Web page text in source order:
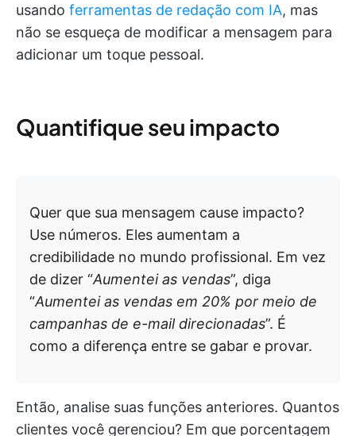
usando ferramentas de redação com IA, mas
não se esqueça de modificar a mensagem para
adicionar um toque pessoal.
Quantifique seu impacto
Quer que sua mensagem cause impacto?
Use números. Eles aumentam a
credibilidade no mundo profissional. Em vez
de dizer “Aumentei as vendas”, diga
“Aumentei as vendas em 20% por meio de
campanhas de e-mail direcionadas”. É
como a diferença entre se gabar e provar.
Então, analise suas funções anteriores. Quantos
clientes você gerenciou? Em que porcentagem